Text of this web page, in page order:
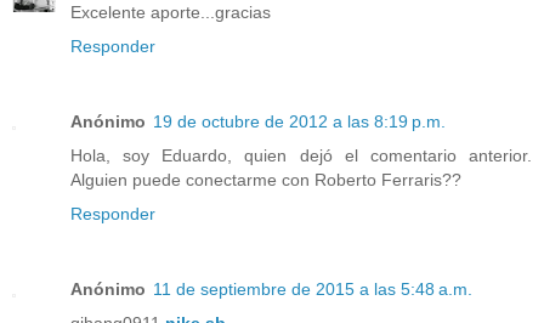
Excelente aporte...gracias
Responder
Anónimo 19 de octubre de 2012 a las 8:19 p.m.
Hola, soy Eduardo, quien dejó el comentario anterior.
Alguien puede conectarme con Roberto Ferraris??
Responder
Anónimo 11 de septiembre de 2015 a las 5:48 a.m.